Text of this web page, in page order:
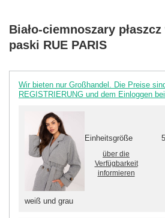
Biało-ciemnoszary płaszcz
paski RUE PARIS
Wir bieten nur Großhandel. Die Preise
REGISTRIERUNG und dem Einloggen
weiß und grau
Einheitsgröße
über die
Verfügbarkeit
informieren